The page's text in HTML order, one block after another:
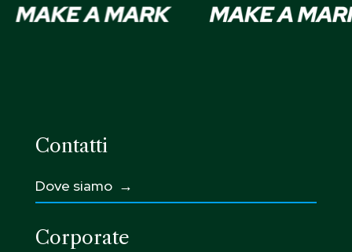
Contatti
Dove siamo →
Corporate